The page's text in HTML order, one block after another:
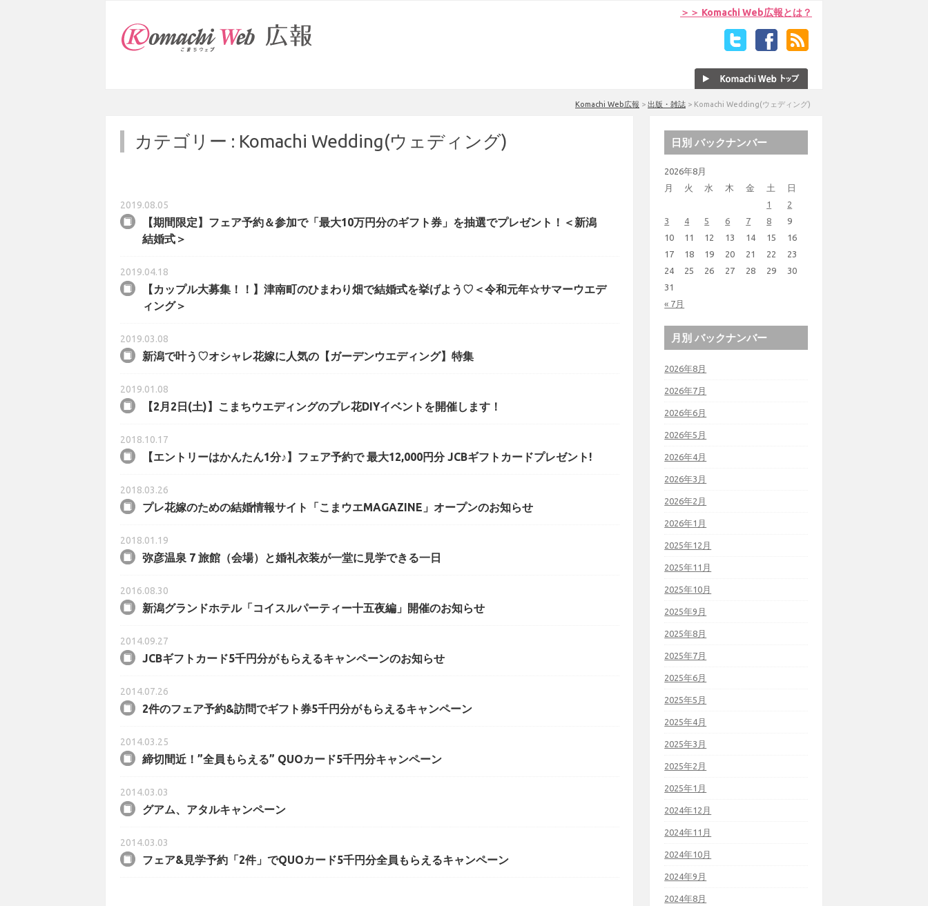
＞＞ Komachi Web広報とは？
Komachi Web広報 > 出版・雑誌 > Komachi Wedding(ウェディング)
カテゴリー : Komachi Wedding(ウェディング)
2019.08.05
【期間限定】フェア予約＆参加で「最大10万円分のギフト券」を抽選でプレゼント！＜新潟
結婚式＞
2019.04.18
【カップル大募集！！】津南町のひまわり畑で結婚式を挙げよう♡＜令和元年☆サマーウエデ
ィング＞
2019.03.08
新潟で叶う♡オシャレ花嫁に人気の【ガーデンウエディング】特集
2019.01.08
【2月2日(土)】こまちウエディングのプレ花DIYイベントを開催します！
2018.10.17
【エントリーはかんたん1分♪】フェア予約で 最大12,000円分 JCBギフトカードプレゼント!
2018.03.26
プレ花嫁のための結婚情報サイト「こまウエMAGAZINE」オープンのお知らせ
2018.01.19
弥彦温泉 7 旅館（会場）と婚礼衣装が一堂に見学できる一日
2016.08.30
新潟グランドホテル「コイスルパーティー十五夜編」開催のお知らせ
2014.09.27
JCBギフトカード5千円分がもらえるキャンペーンのお知らせ
2014.07.26
2件のフェア予約&訪問でギフト券5千円分がもらえるキャンペーン
2014.03.25
締切間近！”全員もらえる” QUOカード5千円分キャンペーン
2014.03.03
グアム、アタルキャンペーン
2014.03.03
フェア&見学予約「2件」でQUOカード5千円分全員もらえるキャンペーン
日別 バックナンバー
2026年8月
月
火 水 木 金 土 日
« 7月
1
2
3
4 5 6 7 8
9
10
11 12 13 14 15
16
17
18 19 20 21 22
23
24
25 26 27 28 29
30
31
月別 バックナンバー
2026年8月
2026年7月
2026年6月
2026年5月
2026年4月
2026年3月
2026年2月
2026年1月
2025年12月
2025年11月
2025年10月
2025年9月
2025年8月
2025年7月
2025年6月
2025年5月
2025年4月
2025年3月
2025年2月
2025年1月
2024年12月
2024年11月
2024年10月
2024年9月
2024年8月